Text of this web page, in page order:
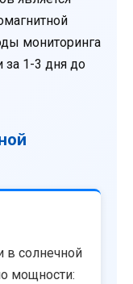
мониторинга
за 1-3 дня до
в солнечной
мощности: